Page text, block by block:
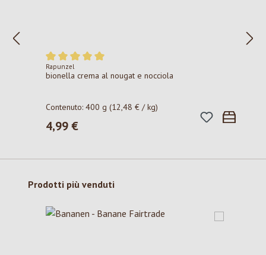
Valutazione media di 5 su 5 stelle
Rapunzel
bionella crema al nougat e nocciola
Contenuto:400 g(12,48 € / kg)
Prezzo normale:
4,99 €
Salta la galleria dei prodotti
Prodotti più venduti